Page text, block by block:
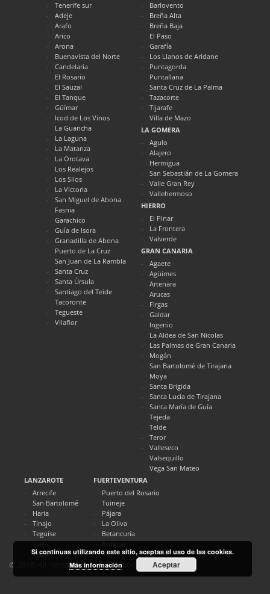
Tenerife sur
Adeje
Arafo
Arico
Arona
Buenavista del Norte
Candelaria
El Rosario
El Sauzal
El Tanque
Güímar
Icod de Los Vinos
La Guancha
La Laguna
La Matanza
La Orotava
Los Realejos
Los Silos
La Victoria
San Miguel de Abona
Fasnia
Garachico
Guía de Isora
Granadilla de Abona
Puerto de La Cruz
San Juan de La Rambla
Santa Cruz
Santa Úrsula
Santiago del Teide
Tacoronte
Tegueste
Vilaflor
Barlovento
Breña Alta
Breña Baja
El Paso
Garafía
Los Llanos de Aridane
Puntagorda
Puntallana
Santa Cruz de La Palma
Tazacorte
Tijarafe
Villa de Mazo
LA GOMERA
Agulo
Alajero
Hermigua
San Sebastián de La Gomera
Valle Gran Rey
Vallehermoso
HIERRO
El Pinar
La Frontera
Valverde
GRAN CANARIA
Agaete
Agüimes
Artenara
Arucas
Firgas
Galdar
Ingenio
La Aldea de San Nicolas
Las Palmas de Gran Canaria
Mogán
San Bartolomé de Tirajana
Moya
Santa Brigida
Santa Lucía de Tirajana
Santa María de Guía
Tejeda
Telde
Teror
Valleseco
Valsequillo
Vega San Mateo
LANZAROTE
Arrecife
San Bartolomé
Haria
Tinajo
Teguise
Tías
Yaiza
FUERTEVENTURA
Puerto del Rosario
Tuineje
Pájara
La Oliva
Betancuria
Antigua
© 2018. All rights reserved. Directocanarias.com
Si continuas utilizando este sitio, aceptas el uso de las cookies.
Más información
Aceptar